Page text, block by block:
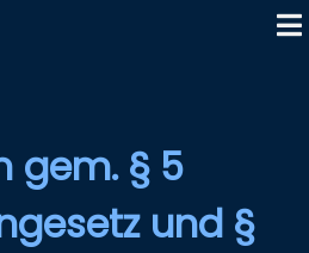
gem. § 5
und §